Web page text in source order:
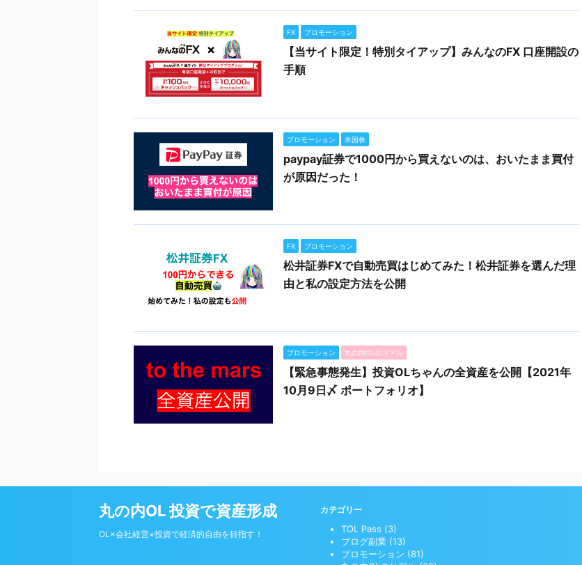
FX プロモーション
【当サイト限定！特別タイアップ】みんなのFX 口座開設の
手順
プロモーション 米国株
paypay証券で1000円から買えないのは、おいたまま買付
が原因だった！
FX プロモーション
松井証券FXで自動売買はじめてみた！松井証券を選んだ理
由と私の設定方法を公開
プロモーション 丸の内OLのリアル
【緊急事態発生】投資OLちゃんの全資産を公開【2021年
10月9日〆 ポートフォリオ】
カテゴリー
TOL Pass (3)
ブログ副業 (13)
プロモーション (81)
丸の内OL 投資で資産形成
OL×会社経営×投資で経済的自由を目指す！